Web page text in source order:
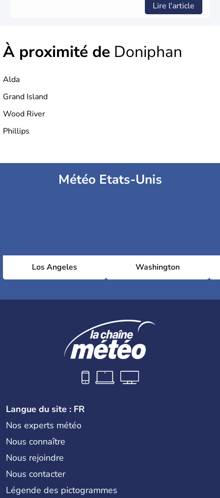
Lire l'article
À proximité de Doniphan
Alda
Grand Island
Wood River
Phillips
Météo Etats-Unis
Los Angeles Washington
Langue du site : FR
Nos experts météo
Nous connaître
Nous rejoindre
Nous contacter
Légende des pictogrammes